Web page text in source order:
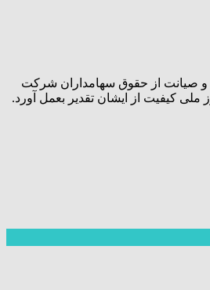
و صیانت از حقوق سهامداران شرکت
کیفیت از ایشان تقدیر بعمل آورد.